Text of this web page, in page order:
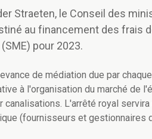
Straeten, le Conseil des
au financement des frais
pour 2023.
de médiation due par chaque
à l'organisation du marché de
L'arrêté royal servira
(fournisseurs et gestionnaires